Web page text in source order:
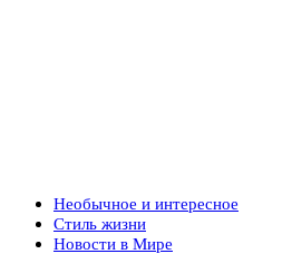
Необычное и интересное
Стиль жизни
Новости в Мире